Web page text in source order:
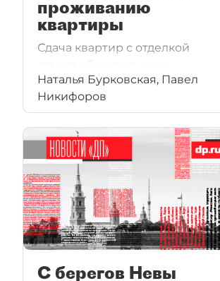
проживанию
квартиры
Сдача квартир с отделкой
станет обязательным
условием для всех
застройщиков. Данное
требование совпадает
с трендом спроса, но приведет
к повышению стоимости
жилья.
Наталья Бурковская, Павел
Никифоров
С берегов Невы